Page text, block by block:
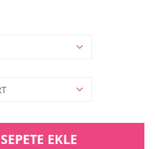
SEPETE EKLE